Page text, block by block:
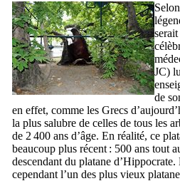
JC)
de
en effet, comme les Grecs
la plus salubre de celles de tous les
de 2 400 ans d’âge. En réalité, ce
beaucoup plus récent : 500 ans tout
descendant du platane
cependant l’un des plus vieux